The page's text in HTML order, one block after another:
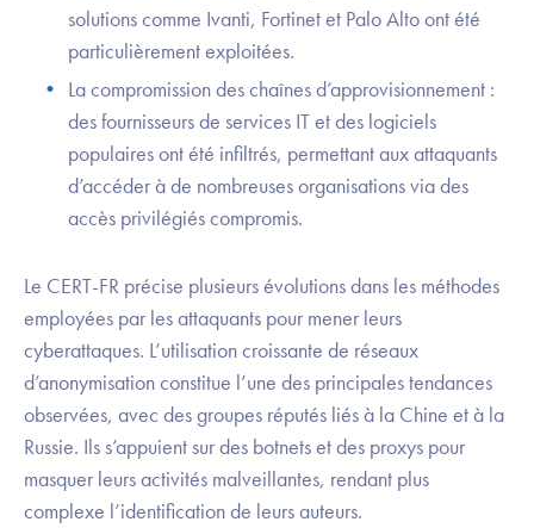
solutions comme Ivanti, Fortinet et Palo Alto ont été
particulièrement exploitées.
La compromission des chaînes d’approvisionnement :
des fournisseurs de services IT et des logiciels
populaires ont été infiltrés, permettant aux attaquants
d’accéder à de nombreuses organisations via des
accès privilégiés compromis.
Le CERT-FR précise plusieurs évolutions dans les méthodes
employées par les attaquants pour mener leurs
cyberattaques. L’utilisation croissante de réseaux
d’anonymisation constitue l’une des principales tendances
observées, avec des groupes réputés liés à la Chine et à la
Russie. Ils s’appuient sur des botnets et des proxys pour
masquer leurs activités malveillantes, rendant plus
complexe l’identification de leurs auteurs.